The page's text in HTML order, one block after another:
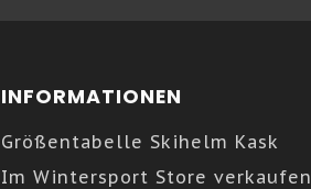
INFORMATIONEN
Größentabelle Skihelm Kask
Im Wintersport Store verkaufen